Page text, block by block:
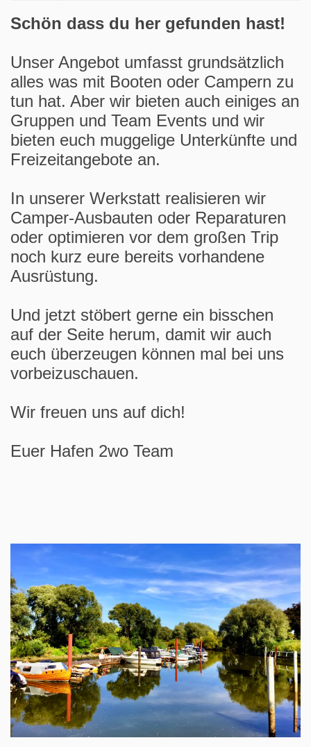
Schön dass du her gefunden hast!
Unser Angebot umfasst grundsätzlich
alles was mit Booten oder Campern zu
tun hat. Aber wir bieten auch einiges an
Gruppen und Team Events und wir
bieten euch muggelige Unterkünfte und
Freizeitangebote an.
In unserer Werkstatt realisieren wir
Camper-Ausbauten oder Reparaturen
oder optimieren vor dem großen Trip
noch kurz eure bereits vorhandene
Ausrüstung.
Und jetzt stöbert gerne ein bisschen
auf der Seite herum, damit wir auch
euch überzeugen können mal bei uns
vorbeizuschauen.
Wir freuen uns auf dich!
Euer Hafen 2wo Team